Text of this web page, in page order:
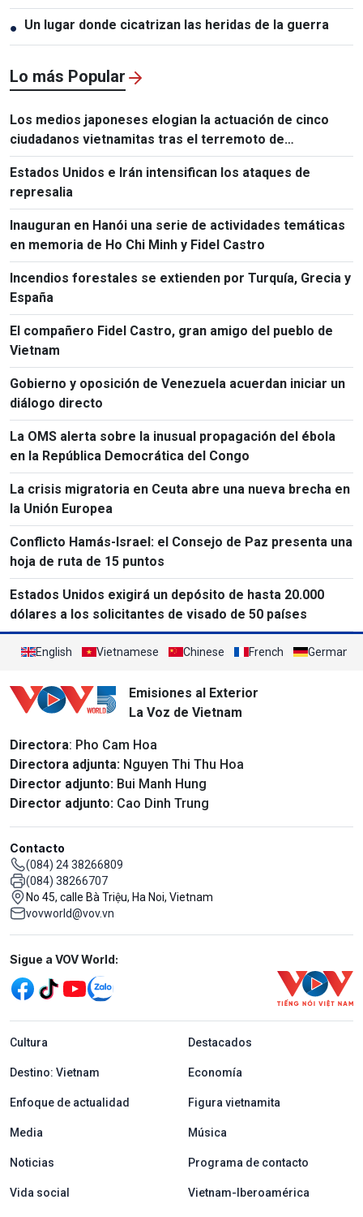
● Un lugar donde cicatrizan las heridas de la guerra
Lo más Popular
Los medios japoneses elogian la actuación de cinco
ciudadanos vietnamitas tras el terremoto de
Kumamoto
Estados Unidos e Irán intensifican los ataques de
represalia
Inauguran en Hanói una serie de actividades temáticas
en memoria de Ho Chi Minh y Fidel Castro
Incendios forestales se extienden por Turquía, Grecia y
España
El compañero Fidel Castro, gran amigo del pueblo de
Vietnam
Gobierno y oposición de Venezuela acuerdan iniciar un
diálogo directo
La OMS alerta sobre la inusual propagación del ébola
en la República Democrática del Congo
La crisis migratoria en Ceuta abre una nueva brecha en
la Unión Europea
Conflicto Hamás-Israel: el Consejo de Paz presenta una
hoja de ruta de 15 puntos
Estados Unidos exigirá un depósito de hasta 20.000
dólares a los solicitantes de visado de 50 países
English Vietnamese Chinese French German
Emisiones al Exterior
La Voz de Vietnam
Directora: Pho Cam Hoa
Directora adjunta: Nguyen Thi Thu Hoa
Director adjunto: Bui Manh Hung
Director adjunto: Cao Dinh Trung
Contacto
(084) 24 38266809
(084) 38266707
No 45, calle Bà Triệu, Ha Noi, Vietnam
vovworld@vov.vn
Mạng xã hội
Sigue a VOV World:
menu footer tiếng Tây ban nha
Cultura Destacados
Destino: Vietnam Economía
Enfoque de actualidad Figura vietnamita
Media Música
Noticias Programa de contacto
Vida social Vietnam-Iberoamérica